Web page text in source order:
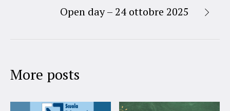
Open day – 24 ottobre 2025
More posts